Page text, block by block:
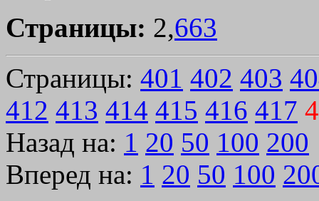
Страницы: 2,663
Страницы: 401 402 403
412 413 414 415 416 417
Назад на: 1 20 50 100 200
Вперед на: 1 20 50 100